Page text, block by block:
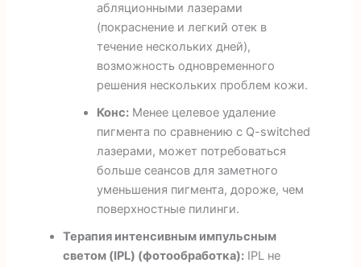
абляционными лазерами
(покраснение и легкий отек в
течение нескольких дней),
возможность одновременного
решения нескольких проблем кожи.
Конс:Менее целевое удаление
пигмента по сравнению с Q-switched
лазерами, может потребоваться
больше сеансов для заметного
уменьшения пигмента, дороже, чем
поверхностные пилинги.
Терапия интенсивным импульсным
светом (IPL) (фотообработка):IPL не